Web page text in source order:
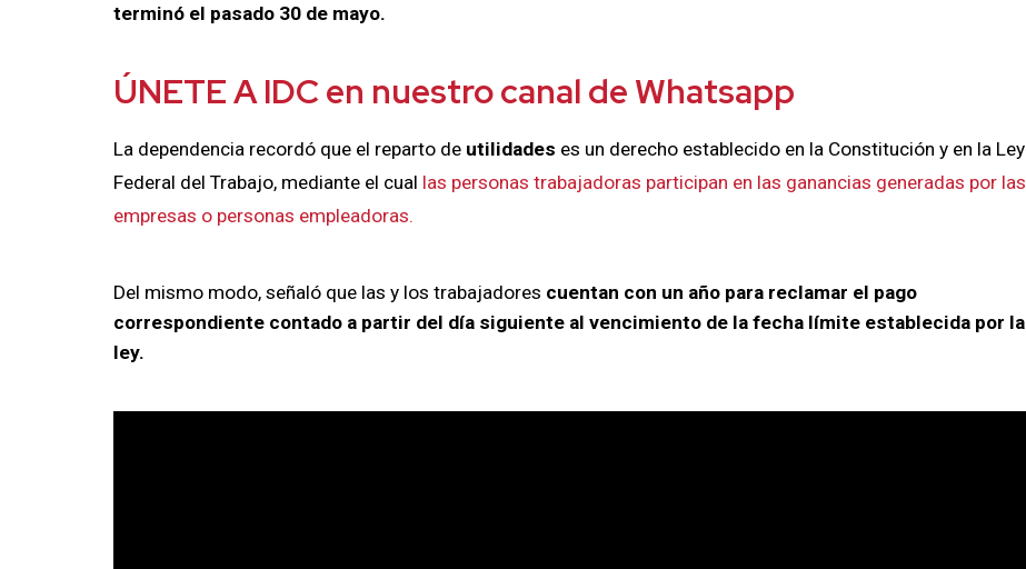
terminó el pasado 30 de mayo.
ÚNETE A IDCen nuestro canal de Whatsapp
La dependencia recordó que el reparto de utilidades es un derecho establecido en la Constitución y en la Ley
Federal del Trabajo, mediante el cual las personas trabajadoras participan en las ganancias generadas por las
empresas o personas empleadoras.
Del mismo modo, señaló que las y los trabajadores cuentan con un año para reclamar el pago
correspondiente contado a partir del día siguiente al vencimiento de la fecha límite establecida por la
ley.